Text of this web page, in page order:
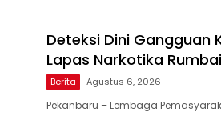
Deteksi Dini Gangguan
Lapas Narkotika
Berita Agustus 6, 2026
Pekanbaru – Lembaga